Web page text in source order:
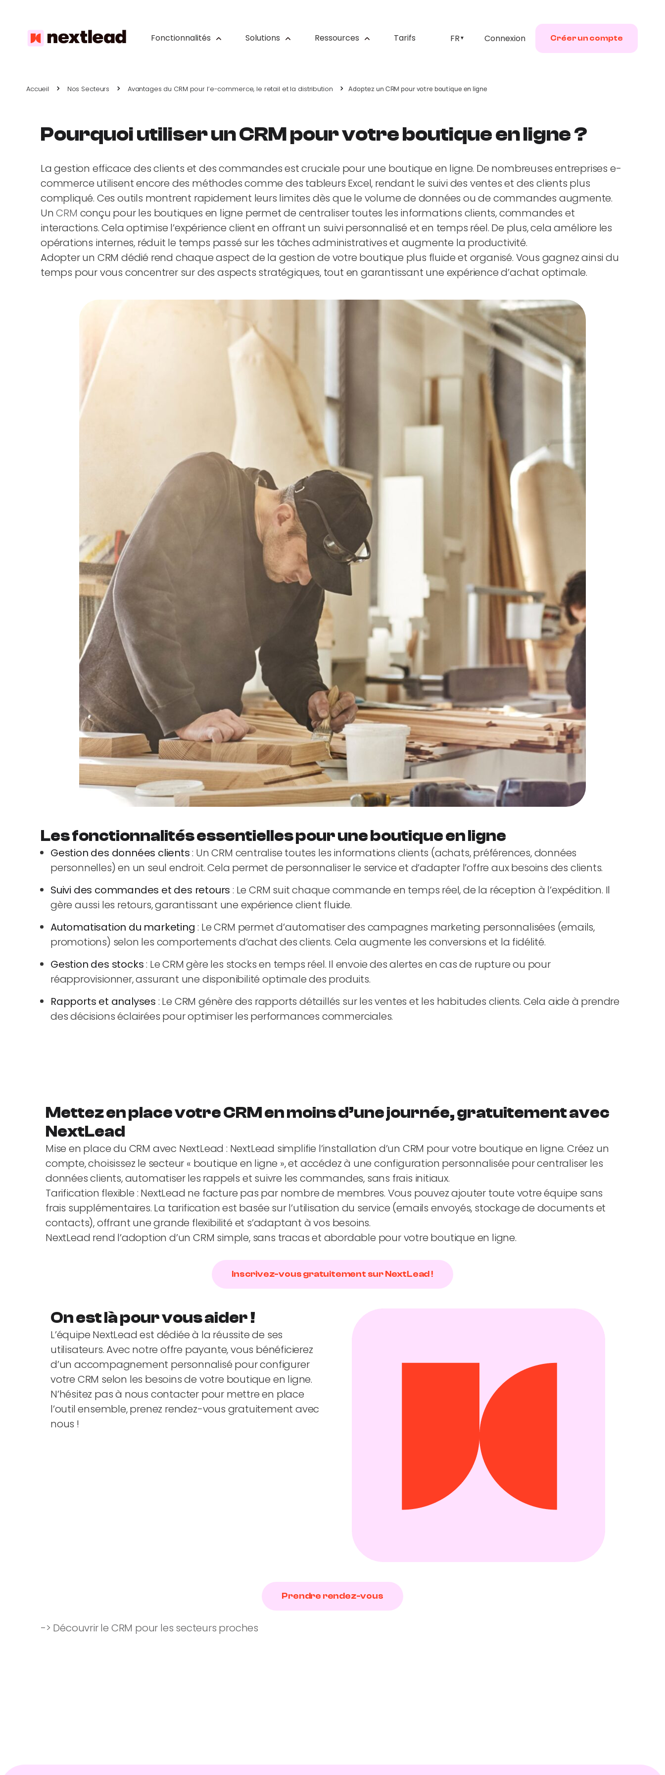
Fonctionnalités Solutions Ressources Tarifs FR ▼ Connexion Créer un compte
Accueil Nos Secteurs Avantages du CRM pour l’e-commerce, le retail et la distribution Adoptez un CRM pour votre boutique en ligne
Pourquoi utiliser un CRM pour votre boutique en ligne ?
La gestion efficace des clients et des commandes est cruciale pour une boutique en ligne. De nombreuses entreprises e-
commerce utilisent encore des méthodes comme des tableurs Excel, rendant le suivi des ventes et des clients plus
compliqué. Ces outils montrent rapidement leurs limites dès que le volume de données ou de commandes augmente.
UnCRM conçu pour les boutiques en ligne permet de centraliser toutes les informations clients, commandes et
interactions. Cela optimise l’expérience client en offrant un suivi personnalisé et en temps réel. De plus, cela améliore les
opérations internes, réduit le temps passé sur les tâches administratives et augmente la productivité.
Adopter un CRM dédié rend chaque aspect de la gestion de votre boutique plus fluide et organisé. Vous gagnez ainsi du
temps pour vous concentrer sur des aspects stratégiques, tout en garantissant une expérience d’achat optimale.
Les fonctionnalités essentielles pour une boutique en ligne
Gestion des données clients: Un CRM centralise toutes les informations clients (achats, préférences, données
personnelles) en un seul endroit. Cela permet de personnaliser le service et d’adapter l’offre aux besoins des clients.
Suivi des commandes et des retours : Le CRM suit chaque commande en temps réel, de la réception à l’expédition. Il
gère aussi les retours, garantissant une expérience client fluide.
Automatisation du marketing : Le CRM permet d’automatiser des campagnes marketing personnalisées (emails,
promotions) selon les comportements d’achat des clients. Cela augmente les conversions et la fidélité.
Gestion des stocks: Le CRM gère les stocks en temps réel. Il envoie des alertes en cas de rupture ou pour
réapprovisionner, assurant une disponibilité optimale des produits.
Rapports et analyses : Le CRM génère des rapports détaillés sur les ventes et les habitudes clients. Cela aide à prendre
des décisions éclairées pour optimiser les performances commerciales.
Mettez en place votre CRM en moins d’une journée, gratuitement avec
NextLead
Mise en place du CRM avec NextLead : NextLead simplifie l’installation d’un CRM pour votre boutique en ligne. Créez un
compte, choisissez le secteur « boutique en ligne », et accédez à une configuration personnalisée pour centraliser les
données clients, automatiser les rappels et suivre les commandes, sans frais initiaux.
Tarification flexible : NextLead ne facture pas par nombre de membres. Vous pouvez ajouter toute votre équipe sans
frais supplémentaires. La tarification est basée sur l’utilisation du service (emails envoyés, stockage de documents et
contacts), offrant une grande flexibilité et s’adaptant à vos besoins.
NextLead rend l’adoption d’un CRM simple, sans tracas et abordable pour votre boutique en ligne.
Inscrivez-vous gratuitement sur NextLead !
On est là pour vous aider !
L’équipe NextLead est dédiée à la réussite de ses
utilisateurs. Avec notre offre payante, vous bénéficierez
d’un accompagnement personnalisé pour configurer
votre CRM selon les besoins de votre boutique en ligne.
N’hésitez pas à nous contacter pour mettre en place
l’outil ensemble, prenez rendez-vous gratuitement avec
nous !
Prendre rendez-vous
-> Découvrir le CRM pour les secteurs proches